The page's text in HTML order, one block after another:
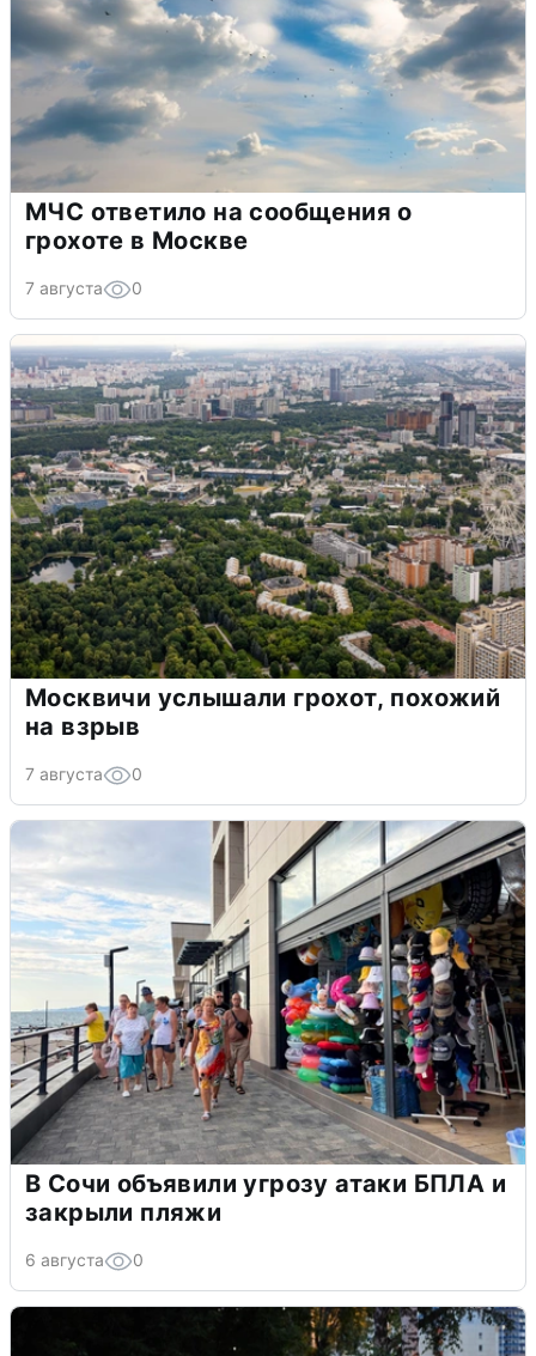
МЧС ответило на сообщения о
грохоте в Москве
7 августа 0
Москвичи услышали грохот, похожий
на взрыв
7 августа 0
В Сочи объявили угрозу атаки БПЛА и
закрыли пляжи
6 августа 0